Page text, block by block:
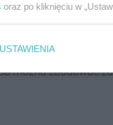
można zbudować
oraz po kliknięciu w
USTAWIENIA